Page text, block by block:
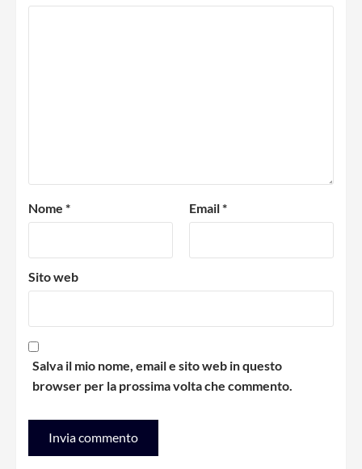
Nome * Email*
Sito web
Salva il mio nome, email e sito web in questo
browser per la prossima volta che commento.